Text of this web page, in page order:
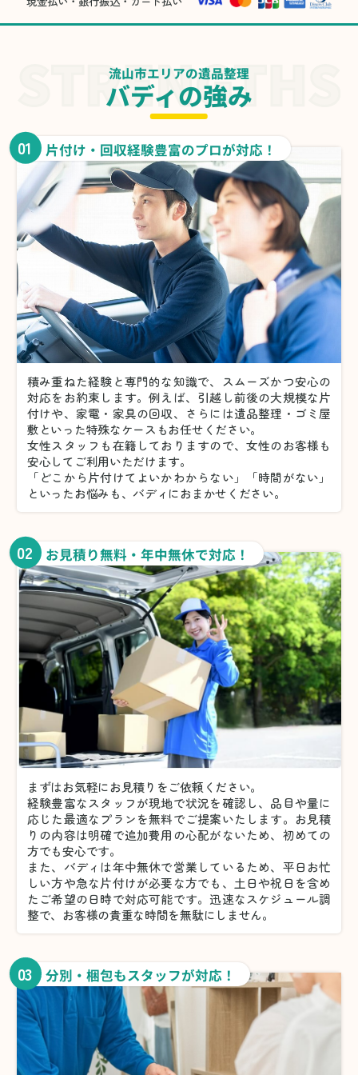
流山市エリアの遺品整理
バディの強み
01 片付け・回収経験豊富のプロが対応！
積み重ねた経験と専門的な知識で、スムーズかつ安心の
対応をお約束します。例えば、引越し前後の大規模な片
付けや、家電・家具の回収、さらには遺品整理・ゴミ屋
敷といった特殊なケースもお任せください。
女性スタッフも在籍しておりますので、女性のお客様も
安心してご利用いただけます。
「どこから片付けてよいかわからない」「時間がない」
といったお悩みも、バディにおまかせください。
02 お見積り無料・年中無休で対応！
まずはお気軽にお見積りをご依頼ください。
経験豊富なスタッフが現地で状況を確認し、品目や量に
応じた最適なプランを無料でご提案いたします。お見積
りの内容は明確で追加費用の心配がないため、初めての
方でも安心です。
また、バディは年中無休で営業しているため、平日お忙
しい方や急な片付けが必要な方でも、土日や祝日を含め
たご希望の日時で対応可能です。迅速なスケジュール調
整で、お客様の貴重な時間を無駄にしません。
03 分別・梱包もスタッフが対応！